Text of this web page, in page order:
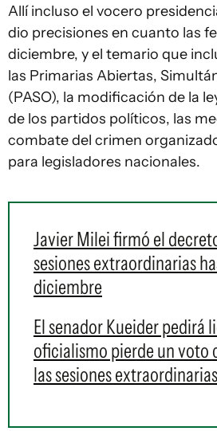
Allí incluso el vocero
dio precisiones en cuanto las
diciembre, y el temario que
las Primarias Abiertas,
(PASO), la modificación de la
de los partidos políticos, las
combate del crimen
para legisladores nacionales.
Javier Milei firmó el
sesiones extraordinarias
diciembre
El senador Kueider pedirá
oficialismo pierde un voto
las sesiones extraordinarias